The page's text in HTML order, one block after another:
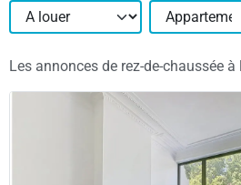
Les annonces de rez-de-chaussée